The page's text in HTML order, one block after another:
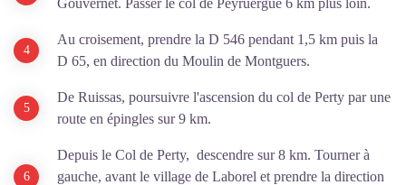
Au croisement, prendre la D 546 pendant 1,5 km puis la
D 65, en direction du Moulin de Montguers.
De Ruissas, poursuivre l'ascension du col de Perty par une
route en épingles sur 9 km.
Depuis le Col de Perty, descendre sur 8 km. Tourner à
gauche, avant le village de Laborel et prendre la direction